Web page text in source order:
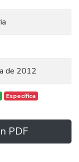
de 2012
Específica
PDF